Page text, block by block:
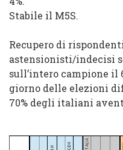
Stabile il M5S.
Recupero di
astensionisti/indecisi
sull’intero campione il
giorno delle elezioni
70% degli italiani